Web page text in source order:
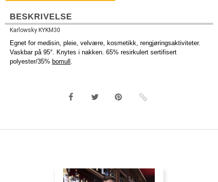
BESKRIVELSE
Karlowsky KYKM30
Egnet for medisin, pleie, velvære, kosmetikk, rengjøringsaktiviteter.
Vaskbar på 95°. Knytes i nakken. 65% resirkulert sertifisert
polyester/35% bomull .